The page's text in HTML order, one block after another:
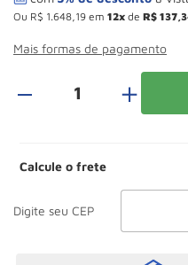
Ou R$ 1.648 19 em 12 de R$ 137
Mais formas de pagamento
＋
Calcule o frete
10º Roda